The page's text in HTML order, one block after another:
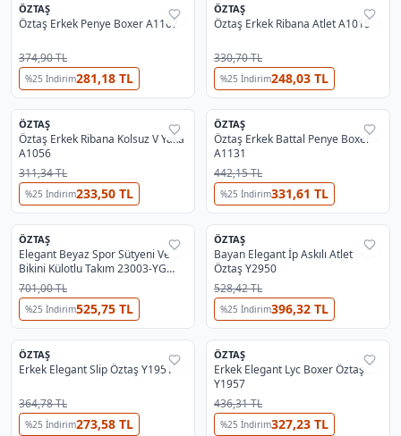
%29
ÖZTAŞ
Öztaş Erkek Penye Boxer A1167
374,90 TL
%25 İndirim281,18 TL
%29
ÖZTAŞ
Öztaş Erkek Ribana Atlet A1015
330,70 TL
%25 İndirim248,03 TL
%29
ÖZTAŞ
Öztaş Erkek Ribana Kolsuz V Yaka
A1056
311,34 TL
%25 İndirim233,50 TL
%29
ÖZTAŞ
Öztaş Erkek Battal Penye Boxer
A1131
442,15 TL
%25 İndirim331,61 TL
%29
3
ÖZTAŞ
Elegant Beyaz Spor Sütyeni Ve
Bikini Külotlu Takım 23003-YG
Öztaş
701,00 TL
%25 İndirim525,75 TL
%29
2
ÖZTAŞ
Bayan Elegant İp Askılı Atlet
Öztaş Y2950
528,42 TL
%25 İndirim396,32 TL
%29
4
ÖZTAŞ
Erkek Elegant Slip Öztaş Y1951
364,78 TL
%25 İndirim273,58 TL
%29
5
ÖZTAŞ
Erkek Elegant Lyc Boxer Öztaş
Y1957
436,31 TL
%25 İndirim327,23 TL